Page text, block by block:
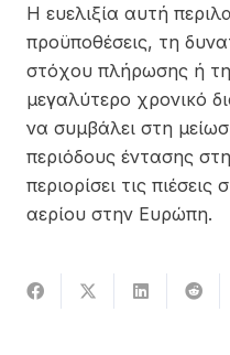
Η ευελιξία αυτή
προϋποθέσεις, τη
στόχου πλήρωσης ή
μεγαλύτερο χρονικό
να συμβάλει στη
περιόδους έντασης
περιορίσει τις
αερίου στην Ευρώπη.